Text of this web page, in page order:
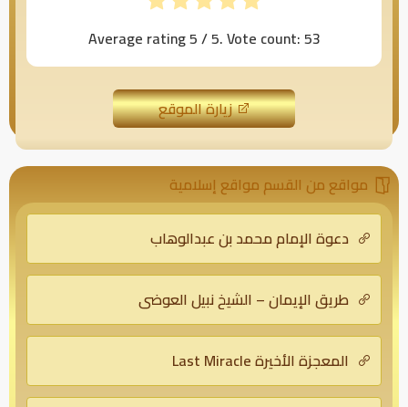
Average rating5/ 5. Vote count:53
زيارة الموقع
مواقع من القسم مواقع إسلامية
دعوة الإمام محمد بن عبدالوهاب
طريق الإيمان – الشيخ نبيل العوضي
المعجزة الأخيرة Last Miracle